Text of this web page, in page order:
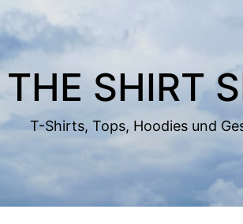
THE SHIRT
T-Shirts, Tops, Hoodies und